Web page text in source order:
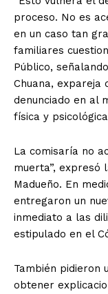
proceso. No es
en un caso tan
familiares
Público,
Chuana, expareja
denunciado en al
física y
La comisaría no
muerta”, expresó
Madueño. En
entregaron un
inmediato a las
estipulado en el
También pidieron
obtener